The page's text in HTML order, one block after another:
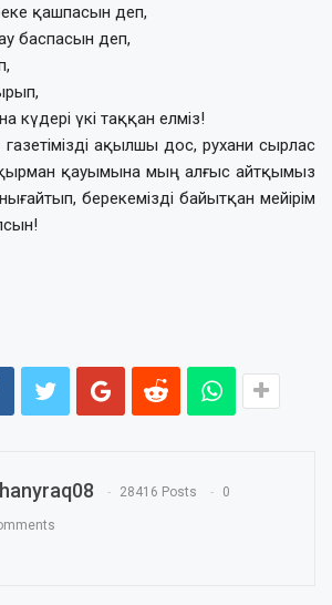
қашпасын деп,
баспасын деп,
күдері үкі таққан елміз!
ақылшы дос, рухани сырлас
қауымына мың алғыс айтқымыз
нығайтып, берекемізді байытқан мейірім
28416 Posts 0